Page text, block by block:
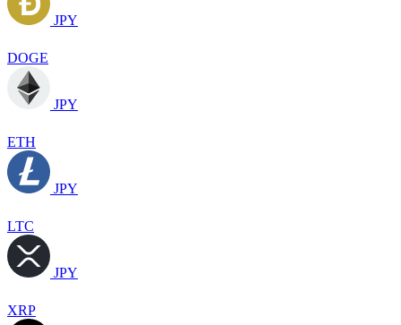
JPY
DOGE
JPY
ETH
JPY
LTC
JPY
XRP